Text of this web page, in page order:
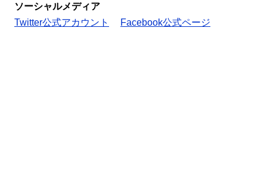
ソーシャルメディア
Twitter公式アカウント
Facebook公式ページ